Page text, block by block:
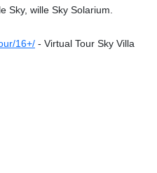
Sky, wille Sky Solarium.
16+/ - Virtual Tour Sky Villa